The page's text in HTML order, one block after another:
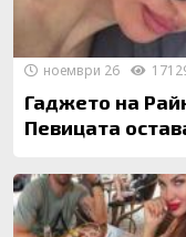
Гаджето на
Певицата
ноември 26